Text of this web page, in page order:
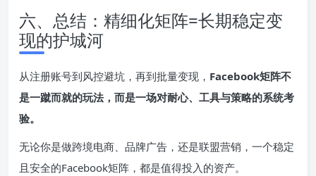
六、总结：精细化矩阵=长期稳定变
现的护城河
从注册账号到风控避坑，再到批量变现， Facebook矩阵不
是一蹴而就的玩法，而是一场对耐心、工具与策略的系统考
验。
无论你是做跨境电商、品牌广告，还是联盟营销，一个稳定
且安全的Facebook矩阵，都是值得投入的资产。